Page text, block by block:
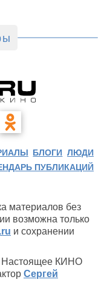
БЛОГИ ЛЮДИ
ПУБЛИКАЦИЙ
материалов без
возможна только
и сохранении
Настоящее КИНО
Сергей